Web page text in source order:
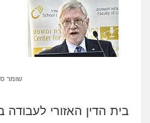
שומר
בית הדין האזורי